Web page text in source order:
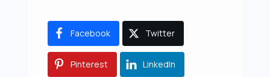
Facebook Twitter
Pinterest LinkedIn